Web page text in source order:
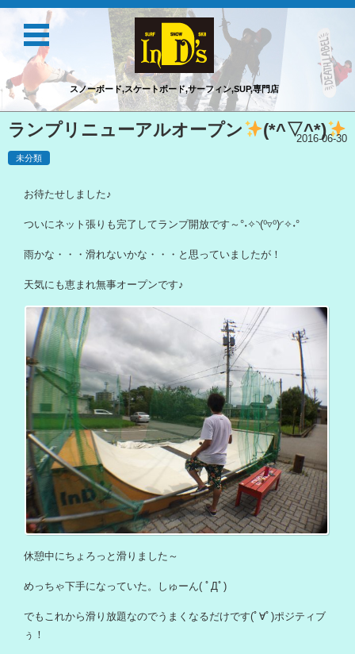
スノーボード,スケートボード,サーフィン,SUP,専門店
コンテンツに移動
ランプリニューアルオープン (*^▽^*)
2016-06-30
未分類
お待たせしました♪
ついにネット張りも完了してランプ開放です～°˖✧◝(⁰▿⁰)◜✧˖°
雨かな・・・滑れないかな・・・と思っていましたが！
天気にも恵まれ無事オープンです♪
休憩中にちょろっと滑りました～
めっちゃ下手になっていた。しゅーん( ﾟДﾟ)
でもこれから滑り放題なのでうまくなるだけです(ﾟ∀ﾟ)ポジティブ
ぅ！